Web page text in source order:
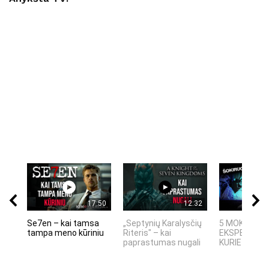
17:50
Se7en – kai tamsa
tampa meno kūriniu
12:32
„Septynių Karalysčių
Riteris" – kai
paprastumas nugali
5 MOKSLINIAI
KURIE